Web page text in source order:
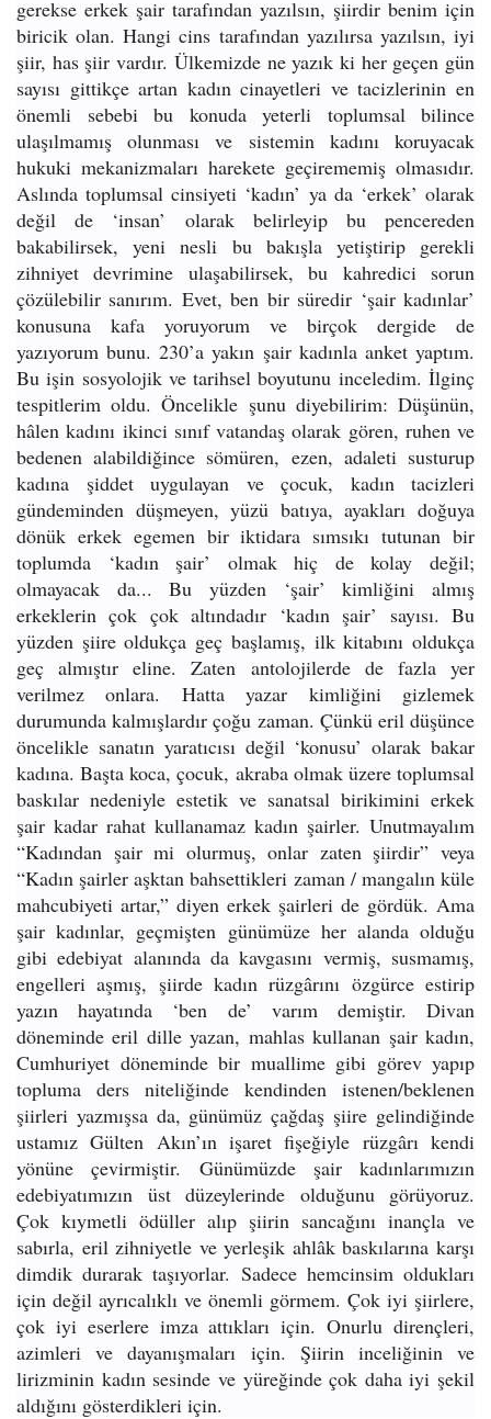
gerekse erkek şair tarafından yazılsın, şiirdir benim için
biricik olan. Hangi cins tarafından yazılırsa yazılsın, iyi
şiir, has şiir vardır. Ülkemizde ne yazık ki her geçen gün
sayısı gittikçe artan kadın cinayetleri ve tacizlerinin en
önemli sebebi bu konuda yeterli toplumsal bilince
ulaşılmamış olunması ve sistemin kadını koruyacak
hukuki mekanizmaları harekete geçirememiş olmasıdır.
Aslında toplumsal cinsiyeti ‘kadın’ ya da ‘erkek’ olarak
değil de ‘insan’ olarak belirleyip bu pencereden
bakabilirsek, yeni nesli bu bakışla yetiştirip gerekli
zihniyet devrimine ulaşabilirsek, bu kahredici sorun
çözülebilir sanırım. Evet, ben bir süredir ‘şair kadınlar’
konusuna kafa yoruyorum ve birçok dergide de
yazıyorum bunu. 230’a yakın şair kadınla anket yaptım.
Bu işin sosyolojik ve tarihsel boyutunu inceledim. İlginç
tespitlerim oldu. Öncelikle şunu diyebilirim: Düşünün,
hâlen kadını ikinci sınıf vatandaş olarak gören, ruhen ve
bedenen alabildiğince sömüren, ezen, adaleti susturup
kadına şiddet uygulayan ve çocuk, kadın tacizleri
gündeminden düşmeyen, yüzü batıya, ayakları doğuya
dönük erkek egemen bir iktidara sımsıkı tutunan bir
toplumda ‘kadın şair’ olmak hiç de kolay değil;
olmayacak da... Bu yüzden ‘şair’ kimliğini almış
erkeklerin çok çok altındadır ‘kadın şair’ sayısı. Bu
yüzden şiire oldukça geç başlamış, ilk kitabını oldukça
geç almıştır eline. Zaten antolojilerde de fazla yer
verilmez onlara. Hatta yazar kimliğini gizlemek
durumunda kalmışlardır çoğu zaman. Çünkü eril düşünce
öncelikle sanatın yaratıcısı değil ‘konusu’ olarak bakar
kadına. Başta koca, çocuk, akraba olmak üzere toplumsal
baskılar nedeniyle estetik ve sanatsal birikimini erkek
şair kadar rahat kullanamaz kadın şairler. Unutmayalım
“Kadından şair mi olurmuş, onlar zaten şiirdir” veya
“Kadın şairler aşktan bahsettikleri zaman / mangalın küle
mahcubiyeti artar,” diyen erkek şairleri de gördük. Ama
şair kadınlar, geçmişten günümüze her alanda olduğu
gibi edebiyat alanında da kavgasını vermiş, susmamış,
engelleri aşmış, şiirde kadın rüzgârını özgürce estirip
yazın hayatında ‘ben de’ varım demiştir. Divan
döneminde eril dille yazan, mahlas kullanan şair kadın,
Cumhuriyet döneminde bir muallime gibi görev yapıp
topluma ders niteliğinde kendinden istenen/beklenen
şiirleri yazmışsa da, günümüz çağdaş şiire gelindiğinde
ustamız Gülten Akın’ın işaret fişeğiyle rüzgârı kendi
yönüne çevirmiştir. Günümüzde şair kadınlarımızın
edebiyatımızın üst düzeylerinde olduğunu görüyoruz.
Çok kıymetli ödüller alıp şiirin sancağını inançla ve
sabırla, eril zihniyetle ve yerleşik ahlâk baskılarına karşı
dimdik durarak taşıyorlar. Sadece hemcinsim oldukları
için değil ayrıcalıklı ve önemli görmem. Çok iyi şiirlere,
çok iyi eserlere imza attıkları için. Onurlu dirençleri,
azimleri ve dayanışmaları için. Şiirin inceliğinin ve
lirizminin kadın sesinde ve yüreğinde çok daha iyi şekil
aldığını gösterdikleri için.